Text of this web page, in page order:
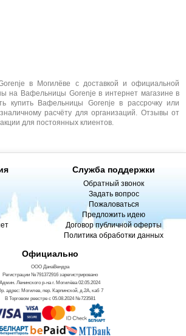
в Могилёве с доставкой и официальной
на Вафельницы Gorenje в интернет магазине в
купить Вафельницы Gorenje в рассрочку или
расчёту для организаций. Отзывы от
для постоянных клиентов.
Служба поддержки
Обратный звонок
Задать вопрос
Пожаловаться
Предложить идею
Договор публичной оферты
Политика обработки данных
Официально
ООО ДанаВендра
Регистрации №791372916 зарегистрировано
Админ. Ленинского р-на г. Могилёва 02.05.2024
адрес: Могилев, пер. Карпинской, д.2А, каб 7
В Торговом реестре с 05.08.2024 №723581